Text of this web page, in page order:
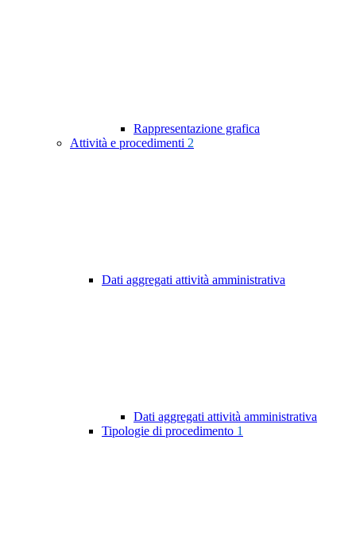
Rappresentazione grafica
Attività e procedimenti 2
Dati aggregati attività amministrativa
Dati aggregati attività amministrativa
Tipologie di procedimento 1